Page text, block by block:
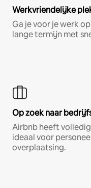
Werkvriendelijke
Ga je voor je werk
lange termijn met
Op zoek naar
Airbnb heeft
ideaal voor
overplaatsing.